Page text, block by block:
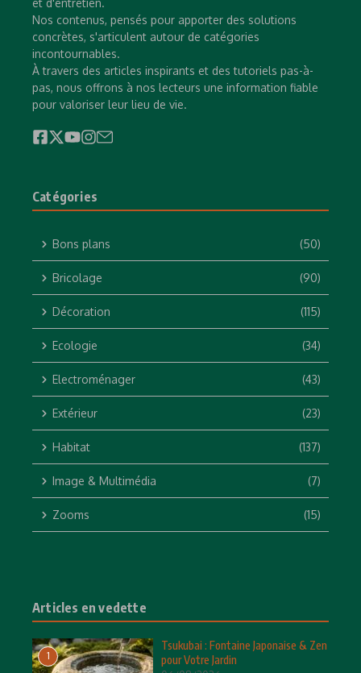
et d'entretien.
Nos contenus, pensés pour apporter des solutions
concrètes, s'articulent autour de catégories
incontournables.
À travers des articles inspirants et des tutoriels pas-à-
pas, nous offrons à nos lecteurs une information fiable
pour valoriser leur lieu de vie.
Catégories
Bons plans (50)
Bricolage (90)
Décoration (115)
Ecologie (34)
Electroménager (43)
Extérieur (23)
Habitat (137)
Image & Multimédia (7)
Zooms (15)
Articles en vedette
1
Tsukubai : Fontaine Japonaise & Zen
pour Votre Jardin